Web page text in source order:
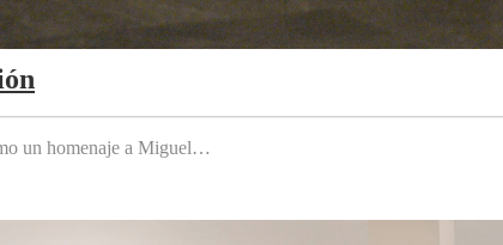
un homenaje a Miguel…